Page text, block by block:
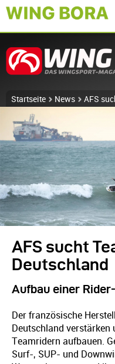
Startseite News AFS
AFS sucht
Deutschland
Aufbau einer
Der französische
Deutschland verstärken
Teamridern aufbauen.
Surf-, SUP- und